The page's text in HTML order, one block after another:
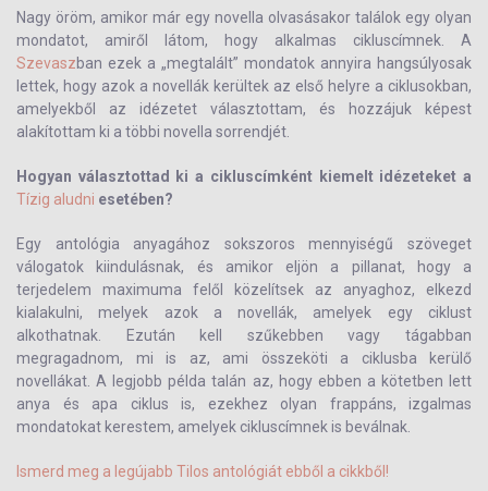
Nagy öröm, amikor már egy novella olvasásakor találok egy olyan
mondatot, amiről látom, hogy alkalmas cikluscímnek. A
Szevaszban ezek a „megtalált” mondatok annyira hangsúlyosak
lettek, hogy azok a novellák kerültek az első helyre a ciklusokban,
amelyekből az idézetet választottam, és hozzájuk képest
alakítottam ki a többi novella sorrendjét.
Hogyan választottad ki a cikluscímként kiemelt idézeteket a
Tízig aludni esetében?
Egy antológia anyagához sokszoros mennyiségű szöveget
válogatok kiindulásnak, és amikor eljön a pillanat, hogy a
terjedelem maximuma felől közelítsek az anyaghoz, elkezd
kialakulni, melyek azok a novellák, amelyek egy ciklust
alkothatnak. Ezután kell szűkebben vagy tágabban
megragadnom, mi is az, ami összeköti a ciklusba kerülő
novellákat. A legjobb példa talán az, hogy ebben a kötetben lett
anya és apa ciklus is, ezekhez olyan frappáns, izgalmas
mondatokat kerestem, amelyek cikluscímnek is beválnak.
Ismerd meg a legújabb Tilos antológiát ebből a cikkből!